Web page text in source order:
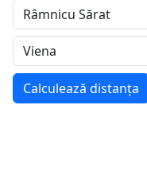
Calculează distanța